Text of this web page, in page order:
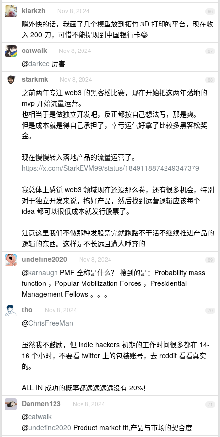
66
klarkzh Nov 8, 2024
赚外快的话，我画了几个模型放到拓竹 3D 打印的平台，现在收
入 200 刀，可惜不能提现到中国银行卡😂
67
catwalk Nov 8, 2024
@darkce 厉害
68
starkmk Nov 8, 2024
之前两年专注 web3 的黑客松比赛，现在开始把这两年落地的
mvp 开始流量运营。
也相当于是做独立开发吧，反正都按自己想法写，那是爽。
但是成本就是得自己承担了，幸亏运气好拿了比较多黑客松奖
金。
现在慢慢转入落地产品的流量运营了。
https://x.com/StarkEVM99/status/1849118874249347379
我总体上感觉 web3 领域现在还没那么卷，还有很多机会，特别
对于独立开发来说，搞好产品，然后找到运营逻辑应该每个
idea 都可以很低成本就发行股票了。
注意这里我们不做那种发股票完就跑路不干活不继续推进产品的
逻辑的东西。这样是不长远且遭人唾弃的
69
undefine2020 Nov 8, 2024
@karnaugh PMF 全称是什么？ 搜到的是：Probability mass
function ，Popular Mobilization Forces ，Presidential
Management Fellows 。。。
70
tho Nov 8, 2024
@ChrisFreeMan
虽然我不鼓励，但 indie hackers 初期的工作时间很多都在 14-
16 个小时，不要看 twitter 上的包装账号，去 reddit 看看真实
的。
ALL IN 成功的概率都远远远远没有 20%！
71
Danmen123 Nov 8, 2024
@catwalk
@undefine2020 Product market fit,产品与市场的契合度